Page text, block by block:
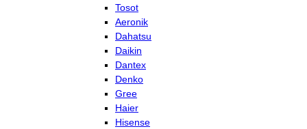
Tosot
Aeronik
Dahatsu
Daikin
Dantex
Denko
Gree
Haier
Hisense